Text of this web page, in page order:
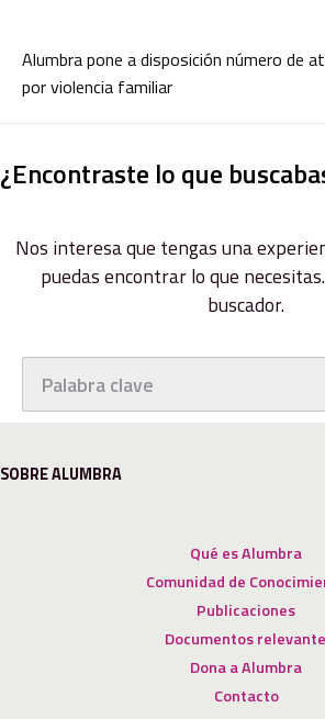
Alumbra pone a disposición número de
por violencia familiar
¿Encontraste lo que
Nos interesa que tengas una
puedas encontrar lo que
buscador.
SOBRE ALUMBRA
Qué es Alumbra
Comunidad de
Publicaciones
Documentos
Dona a Alumbra
Contacto